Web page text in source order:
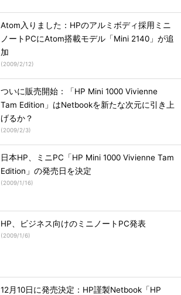
Atom入りました：HPのアルミボディ採用ミニ
ノートPCにAtom搭載モデル「Mini 2140」が追
加
(2009/2/12)
ついに販売開始：「HP Mini 1000 Vivienne
Tam Edition」はNetbookを新たな次元に引き上
げるか？
(2009/2/3)
日本HP、ミニPC「HP Mini 1000 Vivienne Tam
Edition」の発売日を決定
(2009/1/16)
HP、ビジネス向けのミニノートPC発表
(2009/1/6)
12月10日に発売決定：HP謹製Netbook「HP